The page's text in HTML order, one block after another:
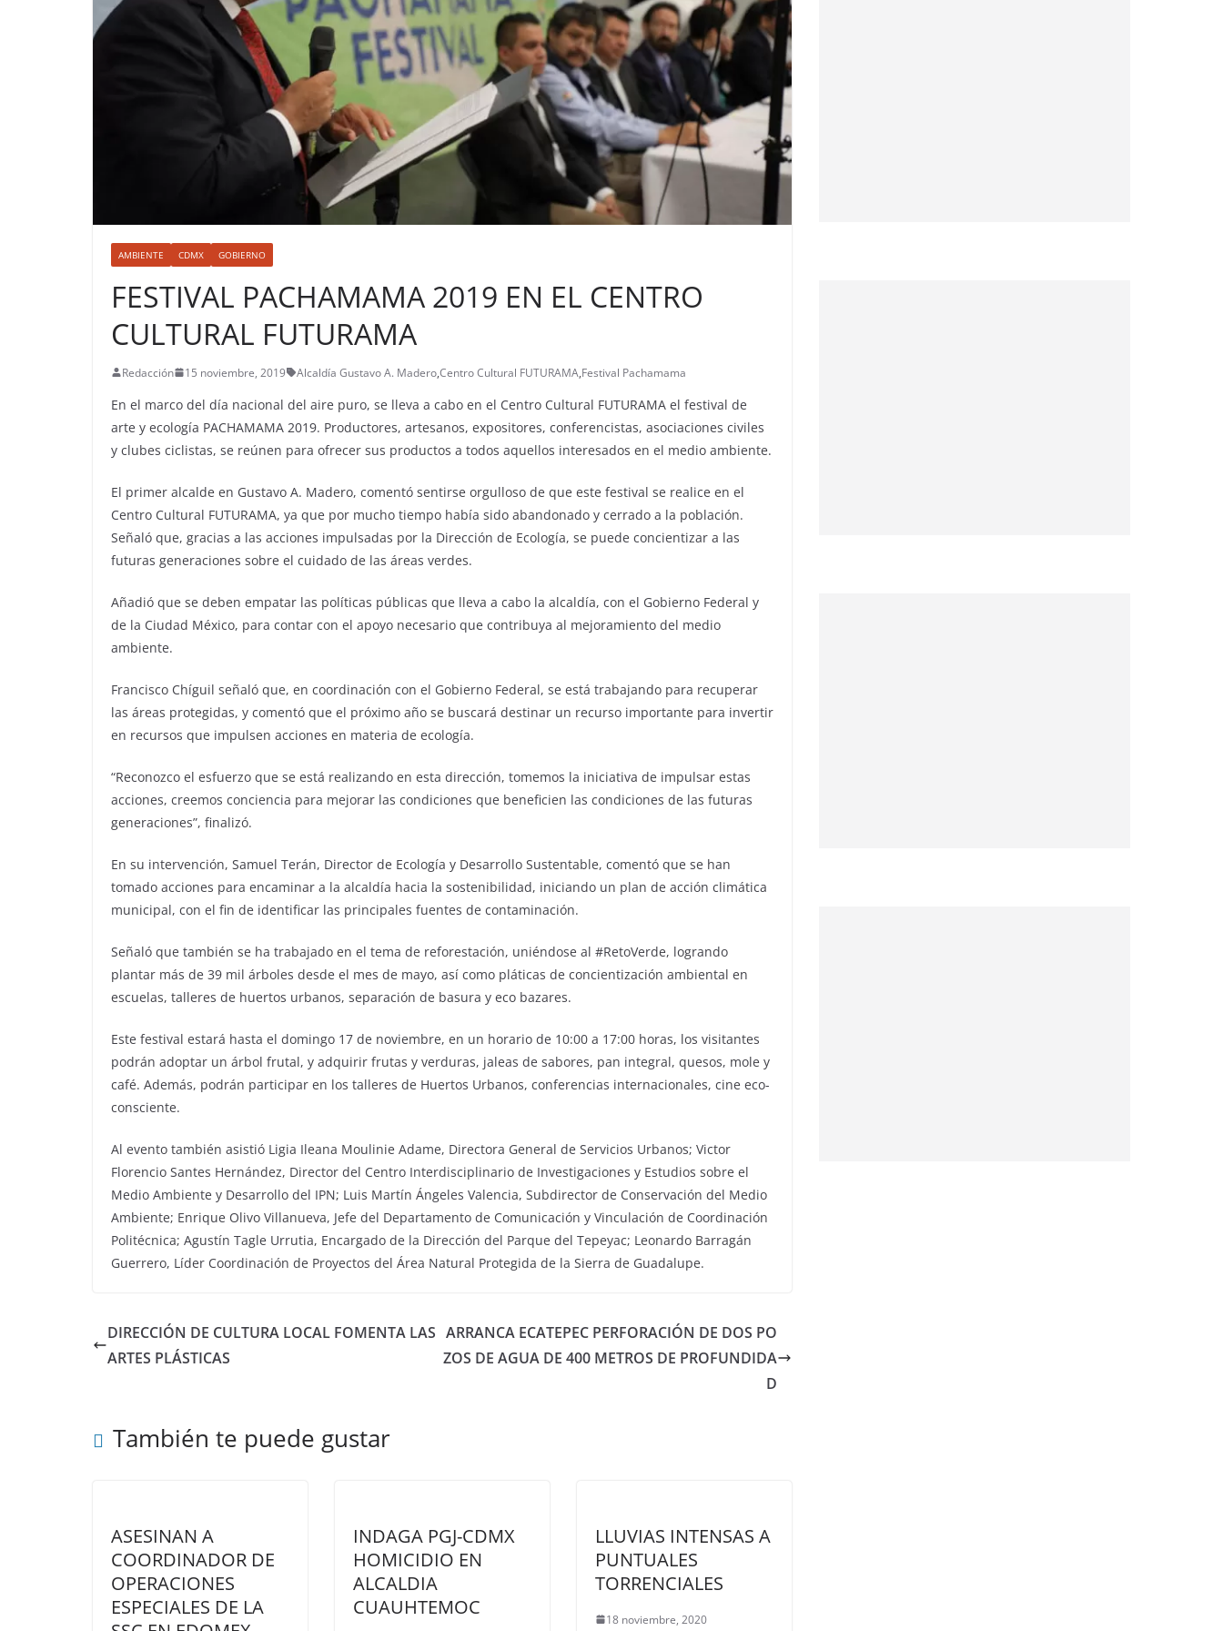
AMBIENTE CDMX GOBIERNO
FESTIVAL PACHAMAMA 2019 EN EL CENTRO
CULTURAL FUTURAMA
Redacción 15 noviembre, 2019 Alcaldía Gustavo A. Madero,Centro Cultural FUTURAMA,Festival Pachamama
En el marco del día nacional del aire puro, se lleva a cabo en el Centro Cultural FUTURAMA el festival de
arte y ecología PACHAMAMA 2019. Productores, artesanos, expositores, conferencistas, asociaciones civiles
y clubes ciclistas, se reúnen para ofrecer sus productos a todos aquellos interesados en el medio ambiente.
El primer alcalde en Gustavo A. Madero, comentó sentirse orgulloso de que este festival se realice en el
Centro Cultural FUTURAMA, ya que por mucho tiempo había sido abandonado y cerrado a la población.
Señaló que, gracias a las acciones impulsadas por la Dirección de Ecología, se puede concientizar a las
futuras generaciones sobre el cuidado de las áreas verdes.
Añadió que se deben empatar las políticas públicas que lleva a cabo la alcaldía, con el Gobierno Federal y
de la Ciudad México, para contar con el apoyo necesario que contribuya al mejoramiento del medio
ambiente.
Francisco Chíguil señaló que, en coordinación con el Gobierno Federal, se está trabajando para recuperar
las áreas protegidas, y comentó que el próximo año se buscará destinar un recurso importante para invertir
en recursos que impulsen acciones en materia de ecología.
“Reconozco el esfuerzo que se está realizando en esta dirección, tomemos la iniciativa de impulsar estas
acciones, creemos conciencia para mejorar las condiciones que beneficien las condiciones de las futuras
generaciones”, finalizó.
En su intervención, Samuel Terán, Director de Ecología y Desarrollo Sustentable, comentó que se han
tomado acciones para encaminar a la alcaldía hacia la sostenibilidad, iniciando un plan de acción climática
municipal, con el fin de identificar las principales fuentes de contaminación.
Señaló que también se ha trabajado en el tema de reforestación, uniéndose al #RetoVerde, logrando
plantar más de 39 mil árboles desde el mes de mayo, así como pláticas de concientización ambiental en
escuelas, talleres de huertos urbanos, separación de basura y eco bazares.
Este festival estará hasta el domingo 17 de noviembre, en un horario de 10:00 a 17:00 horas, los visitantes
podrán adoptar un árbol frutal, y adquirir frutas y verduras, jaleas de sabores, pan integral, quesos, mole y
café. Además, podrán participar en los talleres de Huertos Urbanos, conferencias internacionales, cine eco-
consciente.
Al evento también asistió Ligia Ileana Moulinie Adame, Directora General de Servicios Urbanos; Victor
Florencio Santes Hernández, Director del Centro Interdisciplinario de Investigaciones y Estudios sobre el
Medio Ambiente y Desarrollo del IPN; Luis Martín Ángeles Valencia, Subdirector de Conservación del Medio
Ambiente; Enrique Olivo Villanueva, Jefe del Departamento de Comunicación y Vinculación de Coordinación
Politécnica; Agustín Tagle Urrutia, Encargado de la Dirección del Parque del Tepeyac; Leonardo Barragán
Guerrero, Líder Coordinación de Proyectos del Área Natural Protegida de la Sierra de Guadalupe.
DIRECCIÓN DE CULTURA LOCAL FOMENTA LAS
ARTES PLÁSTICAS
ARRANCA ECATEPEC PERFORACIÓN DE DOS PO
ZOS DE AGUA DE 400 METROS DE PROFUNDIDA
D
También te puede gustar
ASESINAN A
COORDINADOR DE
OPERACIONES
ESPECIALES DE LA
INDAGA PGJ-CDMX
HOMICIDIO EN
ALCALDIA
CUAUHTEMOC
LLUVIAS INTENSAS A
PUNTUALES
TORRENCIALES
18 noviembre, 2020